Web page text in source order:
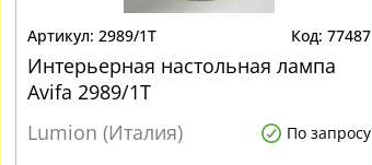
2989/1T 77487
Интерьерная настольная лампа
Avifa 2989/1T
Lumion (Италия)
По запросу